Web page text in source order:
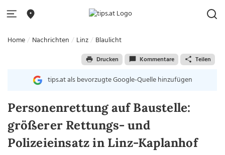
Home Nachrichten Linz Blaulicht
Drucken Kommentare Teilen
tips.at als bevorzugte Google-Quelle hinzufügen
Personenrettung auf Baustelle:
größerer Rettungs- und
Polizeieinsatz in Linz-Kaplanhof